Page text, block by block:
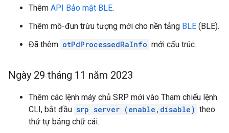
Thêm API Bảo mật BLE.
Thêm mô-đun trừu tượng mới cho nền tảng BLE (BLE).
Đã thêm otPdProcessedRaInfo mới cấu trúc.
Ngày 29 tháng 11 năm 2023
Thêm các lệnh máy chủ SRP mới vào Tham chiếu lệnh
CLI, bắt đầu srp server (enable,disable) theo
thứ tự bảng chữ cái.